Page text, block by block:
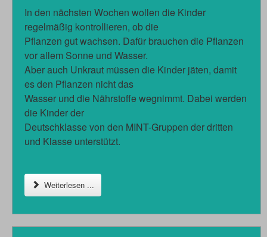
In den nächsten Wochen wollen die Kinder
regelmäßig kontrollieren, ob die
Pflanzen gut wachsen. Dafür brauchen die Pflanzen
vor allem Sonne und Wasser.
Aber auch Unkraut müssen die Kinder jäten, damit
es den Pflanzen nicht das
Wasser und die Nährstoffe wegnimmt. Dabei werden
die Kinder der
Deutschklasse von den MINT-Gruppen der dritten
und Klasse unterstützt.
Weiterlesen ...